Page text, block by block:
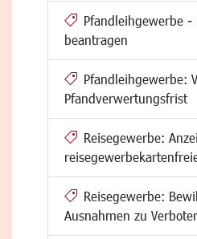
Pfandleihgewerbe -
beantragen
Pfandleihgewerbe:
Pfandverwertungsfrist
Reisegewerbe:
Reisegewerbe:
Ausnahmen zu